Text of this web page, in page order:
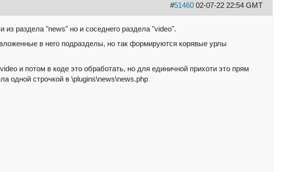
#51460 02-07-22 22:54 GMT
раздела "news" но и соседнего раздела "video".
в него подразделы, но так формируются корявые урлы
и потом в коде это обработать, но для единичной прихоти это прям
одной строчкой в \plugins\news\news.php